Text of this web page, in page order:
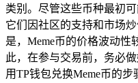
类别。尽管这些币种最初
它们因社区的支持和市场
是，Meme币的价格波动性
此，在参与交易前，务必
用TP钱包兑换Meme币的